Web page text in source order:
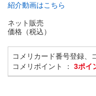
紹介動画はこちら
ネット販売
価格（税込）
コメリカード番号登録、
コメリポイント ： 3ポイ